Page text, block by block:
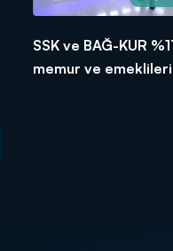
SSK ve BAĞ-KUR
memur ve